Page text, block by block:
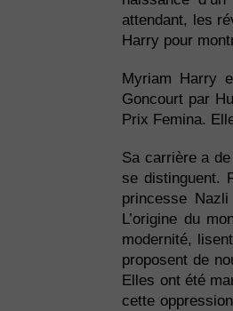
attendant, les
Harry pour
Myriam Harry
Goncourt par
Prix Femina.
Sa carrière a
se distinguent.
princesse
L’origine du
modernité,
proposent de
Elles ont été
cette